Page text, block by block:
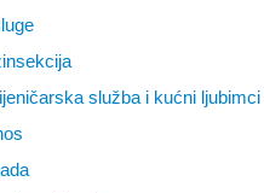
služba i kućni ljubimci